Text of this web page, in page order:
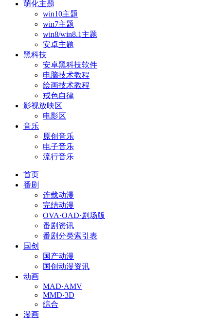
萌化主题
win10主题
win7主题
win8/win8.1主题
安卓主题
黑科技
安卓黑科技软件
电脑技术教程
绘画技术教程
戒色自律
影视放映区
电影区
音乐
原创音乐
电子音乐
流行音乐
首页
番剧
连载动漫
完结动漫
OVA·OAD·剧场版
番剧资讯
番剧分类索引表
国创
国产动漫
国创动漫资讯
动画
MAD·AMV
MMD·3D
综合
漫画